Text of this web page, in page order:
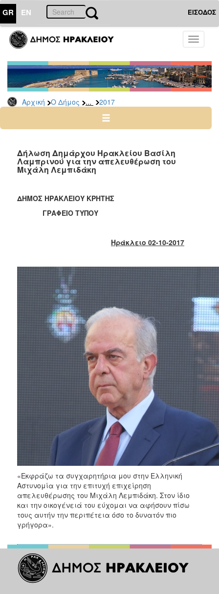
GR EN ΕΙΣΟΔΟΣ
Toggle
Αρχική Ο Δήμος ... 2017
ΔΗΜΟΣ
Δελτία
Τύπου
Αρχείο
2026
2024
2022
2021
2015
2012
2011
2010
2006
Δήλωση Δημάρχου Ηρακλείου Βασίλη
Λαμπρινού για την απελευθέρωση του
Μιχάλη Λεμπιδάκη
ΔΗΜΟΣ ΗΡΑΚΛΕΙΟΥ ΚΡΗΤΗΣ
ΓΡΑΦΕΙΟ ΤΥΠΟΥ
Ηράκλειο 02-10-2017
«Εκφράζω τα συγχαρητήρια μου στην Ελληνική
Αστυνομία για την επιτυχή επιχείρηση
απελευθέρωσης του Μιχάλη Λεμπιδάκη. Στον ίδιο
και την οικογένειά του εύχομαι να αφήσουν πίσω
τους αυτήν την περιπέτεια όσο το δυνατόν πιο
γρήγορα».